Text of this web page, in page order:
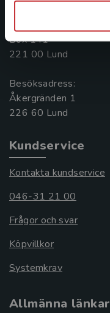
Box 141
221 00 Lund
Besöksadress:
Åkergränden 1
Kundservice
Kontakta kundservice
046-31 21 00
Frågor och svar
Köpvillkor
Systemkrav
Allmänna länkar